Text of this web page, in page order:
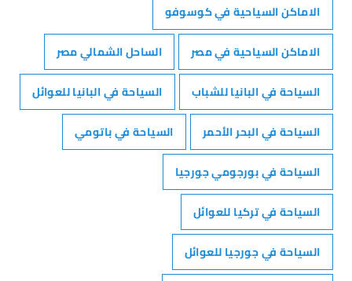
الاماكن السياحية في كوسوفو
الاماكن السياحية في مصر
الساحل الشمالي مصر
السياحة في البانيا للشباب
السياحة في البانيا للعوائل
السياحة في البحر الأحمر
السياحة في باتومي
السياحة في بورجومي جورجيا
السياحة في تركيا للعوائل
السياحة في جورجيا للعوائل